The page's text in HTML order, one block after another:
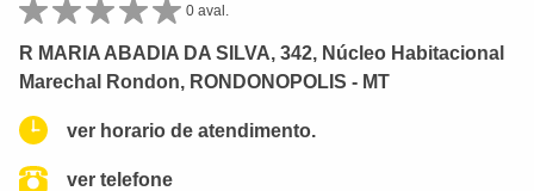
0 aval.
R MARIA ABADIA DA SILVA, 342, Núcleo Habitacional
Marechal Rondon, RONDONOPOLIS - MT
ver horario de atendimento.
ver telefone